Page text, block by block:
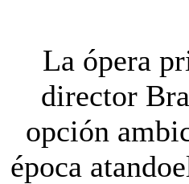
La ópera
director
opción
época